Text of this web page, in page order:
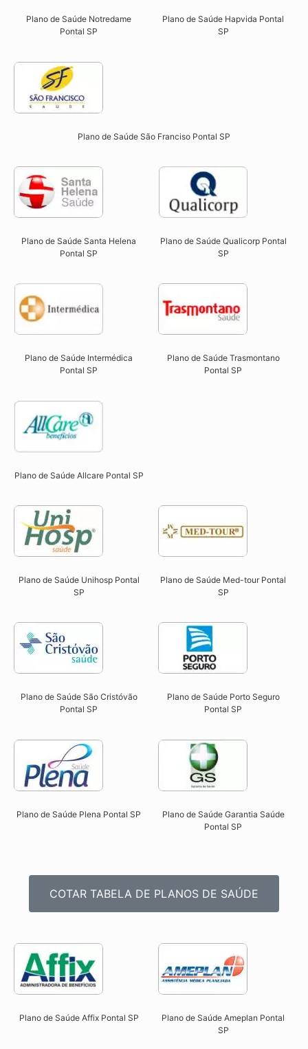
Plano de Saúde Notredame
Pontal SP​
Plano de Saúde Hapvida Pontal
SP​
Plano de Saúde São Franciso Pontal SP​
Plano de Saúde Santa Helena
Pontal SP​
Plano de Saúde Qualicorp Pontal
SP​
Plano de Saúde Intermédica
Pontal SP​
Plano de Saúde Trasmontano
Pontal SP​
Plano de Saúde Allcare Pontal SP​
Plano de Saúde Unihosp Pontal
SP​
Plano de Saúde Med-tour Pontal
SP​
Plano de Saúde São Cristóvão
Pontal SP​
Plano de Saúde Porto Seguro
Pontal SP​
Plano de Saúde Plena Pontal SP​
Plano de Saúde Garantia Saúde
Pontal SP​
COTAR TABELA DE PLANOS DE SAÚDE
Plano de Saúde Affix Pontal SP​
Plano de Saúde Ameplan Pontal
SP​